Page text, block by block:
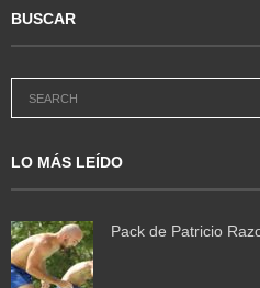
BUSCAR
LO MÁS LEÍDO
Pack de Patricio